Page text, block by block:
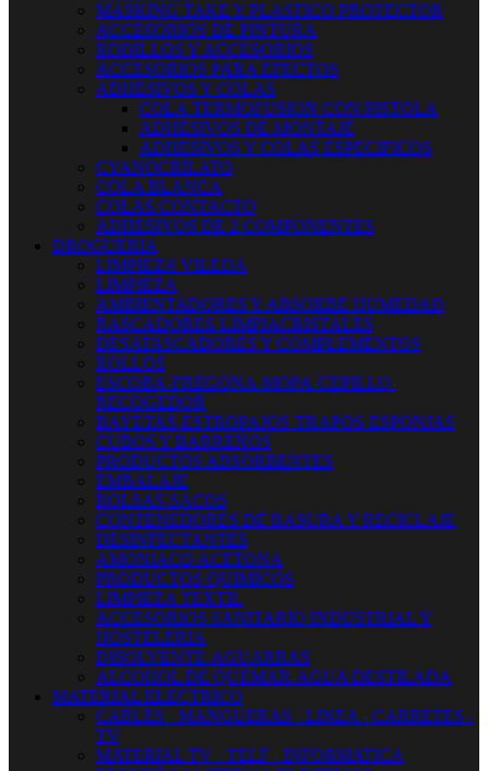
MASKING TAKE Y PLASTICO PROTECTOR
ACCESORIOS DE PINTURA
RODILLOS Y ACCESORIOS
ACCESORIOS PARA EFECTOS
ADHESIVOS Y COLAS
COLA TERMOFUSION CON PISTOLA
ADHESIVOS DE MONTAJE
ADHESIVOS Y COLAS ESPECIFICOS
CYANOCRILATO
COLA BLANCA
COLAS CONTACTO
ADHESIVOS DE 2 COMPONENTES
DROGUERIA
LIMPIEZA VILEDA
LIMPIEZA
AMBIENTADORES Y ABSORBE HUMEDAD
RASCADORES-LIMPIACRISTALES
DESATASCADORES Y COMPLEMENTOS
ROLLOS
ESCOBA-FREGONA-MOPA-CEPILLO-
RECOGEDOR
BAYETAS-ESTROPAJOS-TRAPOS-ESPONJAS
CUBOS Y BARREÑOS
PRODUCTOS ABSORBENTES
EMBALAJE
BOLSAS-SACOS
CONTENEDORES DE BASURA Y RECICLAJE
DESINFECTANTES
AMONIACO ACETONA
PRODUCTOS QUIMICOS
LIMPIEZA TEXTIL
ACCESORIOS SANITARIO INDUSTRIAL Y
HOSTELERIA
DISOLVENTE-AGUARRAS
ALCOHOL DE QUEMAR-AGUA DESTILADA
MATERIAL ELECTRICO
CABLES - MANGUERAS - LINEA - CARRETES -
TV
MATERIAL TV - TELF - INFORMATICA